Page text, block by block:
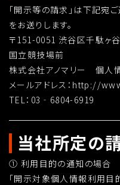
「開示等の請求」は下記宛
をお送りします。
〒151-0051 渋谷区千駄ヶ
国立競技場前
株式会社アノマリー 個人
メールアドレス：http://
TEL：03‐6804-6919
当社所定の
① 利用目的の通知の場合
「開示対象個人情報利用目